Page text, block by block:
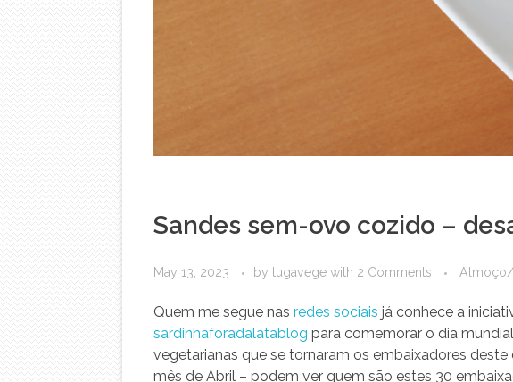
Sandes sem-ovo cozido –
May 13, 2023 by tugavege with 2 Comments Almoço/
Quem me segue nas redes sociais já conhece a
sardinhaforadalatablog para comemorar o dia
vegetarianas que se tornaram os embaixadores
mês de Abril – podem ver quem são estes 30